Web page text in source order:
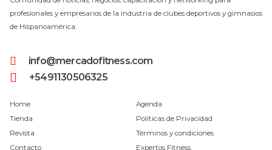
profesionales y empresarios de la industria de clubes deportivos y gimnasios
de Hispanoamérica.
info@mercadofitness.com
+5491130506325
Home
Tienda
Revista
Contacto
Agenda
Políticas de Privacidad
Términos y condiciones
Expertos Fitness